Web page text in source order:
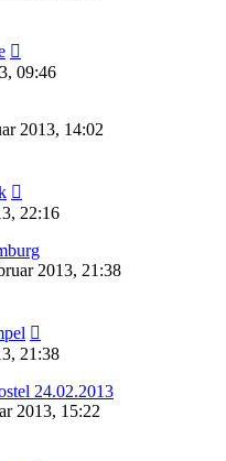
09:46
2013, 14:02
22:16
2013, 21:38
21:38
24.02.2013
2013, 15:22